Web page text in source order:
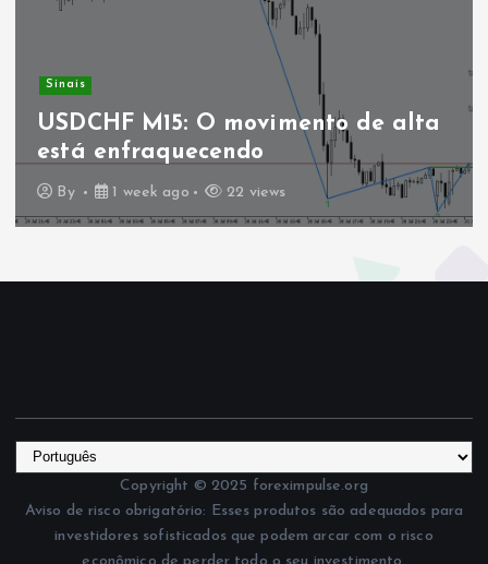
Sinais
USDCHF M15: O movimento de alta
está enfraquecendo
By 1 week ago 22 views
Copyright © 2025 foreximpulse.org
Aviso de risco obrigatório: Esses produtos são adequados para
investidores sofisticados que podem arcar com o risco